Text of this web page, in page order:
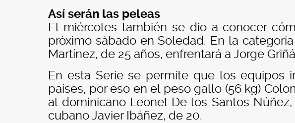
Así serán las peleas
El miércoles también se dio a conocer
próximo sábado en Soledad. En la
Martínez, de 25 años, enfrentará a Jorge
En esta Serie se permite que los equipos
países, por eso en el peso gallo (56 kg)
al dominicano Leonel De los Santos
cubano Javier Ibáñez, de 20.